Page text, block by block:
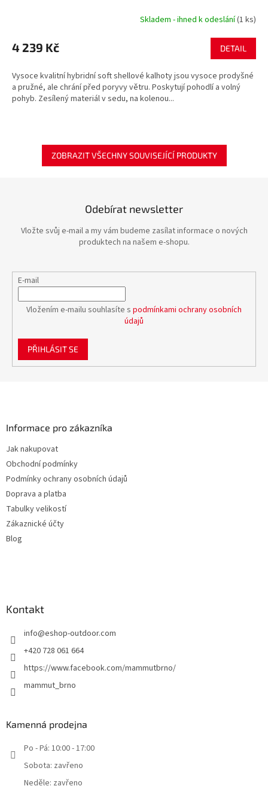
Skladem - ihned k odeslání(1 ks)
4 239 Kč DETAIL
Vysoce kvalitní hybridní soft shellové kalhoty jsou vysoce prodyšné
a pružné, ale chrání před poryvy větru. Poskytují pohodlí a volný
pohyb. Zesílený materiál v sedu, na kolenou...
ZOBRAZIT VŠECHNY SOUVISEJÍCÍ PRODUKTY
Odebírat newsletter
Vložte svůj e-mail a my vám budeme zasílat informace o nových
produktech na našem e-shopu.
E-mail
Vložením e-mailu souhlasíte s podmínkami ochrany osobních
údajů
PŘIHLÁSIT SE
Informace pro zákazníka
Jak nakupovat
Obchodní podmínky
Podmínky ochrany osobních údajů
Doprava a platba
Tabulky velikostí
Zákaznické účty
Blog
Kontakt
info@eshop-outdoor.com
+420 728 061 664
https://www.facebook.com/mammutbrno/
mammut_brno
Kamenná prodejna
Po - Pá: 10:00 - 17:00
Sobota: zavřeno
Neděle: zavřeno